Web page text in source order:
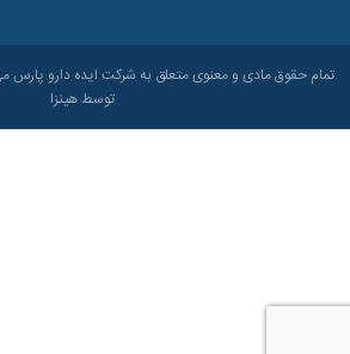
تمام حقوق مادی و معنوی متعلق به شرکت ایده دارو
توسطهینزا